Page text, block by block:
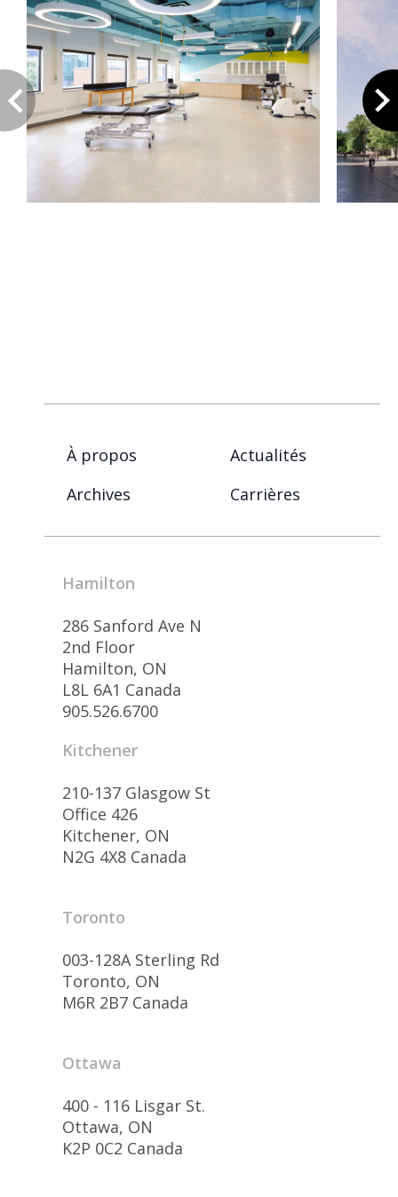
À propos
Actualités
Archives
Carrières
Hamilton
286 Sanford Ave N
2nd Floor
Hamilton, ON
L8L 6A1 Canada
905.526.6700
Kitchener
210-137 Glasgow St
Office 426
Kitchener, ON
N2G 4X8 Canada
Toronto
003-128A Sterling Rd
Toronto, ON
M6R 2B7 Canada
Ottawa
400 - 116 Lisgar St.
Ottawa, ON
K2P 0C2 Canada